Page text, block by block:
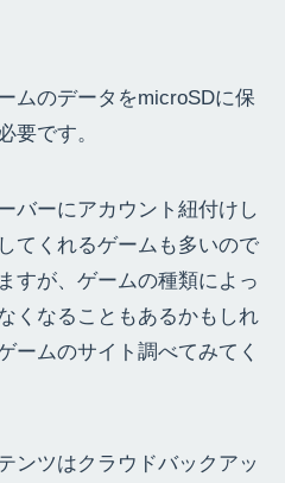
ムのデータをmicroSDに保
要です。
バーにアカウント紐付けし
てくれるゲームも多いので
すが、ゲームの種類によっ
くなることもあるかもしれ
ームのサイト調べてみてく
ンツはクラウドバックアッ